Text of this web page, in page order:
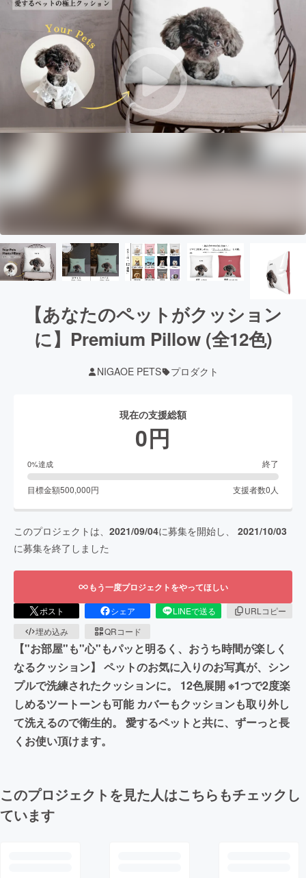
【あなたのペットがクッション
に】Premium Pillow (全12色)
NIGAOE PETS プロダクト
現在の支援総額
0円
0%達成 終了
目標金額500,000円 支援者数0 人
このプロジェクトは、 2021/09/04に募集を開始し、 2021/10/03
に募集を終了しました
もう一度プロジェクトをやってほしい
ポスト シェア LINEで送る
URLコピー
埋め込み
QRコード
【"お部屋"も"心"もパッと明るく、おうち時間が楽しく
なるクッション】 ペットのお気に入りのお写真が、シン
プルで洗練されたクッションに。 12色展開 ※1つで2度楽
しめるツートーンも可能 カバーもクッションも取り外し
て洗えるので衛生的。 愛するペットと共に、ずーっと長
くお使い頂けます。
このプロジェクトを見た人はこちらもチェックし
ています